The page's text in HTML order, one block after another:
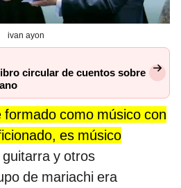
ivan ayon
circular de cuentos sobre
formado como músico con
es músico
guitarra y otros
de mariachi era